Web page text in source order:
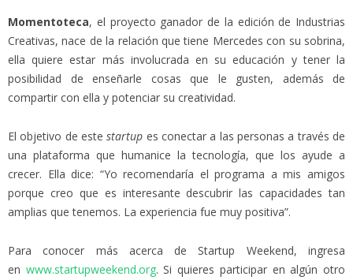
Momentoteca, el proyecto ganador de la edición de Industrias
Creativas, nace de la relación que tiene Mercedes con su sobrina,
ella quiere estar más involucrada en su educación y tener la
posibilidad de enseñarle cosas que le gusten, además de
compartir con ella y potenciar su creatividad.
El objetivo de estestartup es conectar a las personas a través de
una plataforma que humanice la tecnología, que los ayude a
crecer. Ella dice: “Yo recomendaría el programa a mis amigos
porque creo que es interesante descubrir las capacidades tan
amplias que tenemos. La experiencia fue muy positiva”.
Para conocer más acerca de Startup Weekend, ingresa
en www.startupweekend.org. Si quieres participar en algún otro